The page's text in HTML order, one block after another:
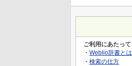
ご利用にあたって
・ Weblio辞書とは
・ 検索の仕方